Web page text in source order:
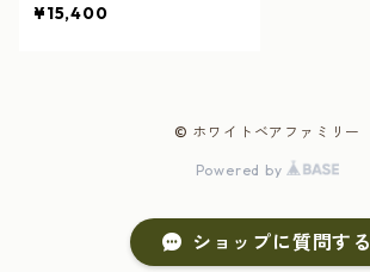
3WAY 三輪 3輪 キッズ 15
¥15,400
© ホワイトベアファミリー
Powered by
ショップに質問する